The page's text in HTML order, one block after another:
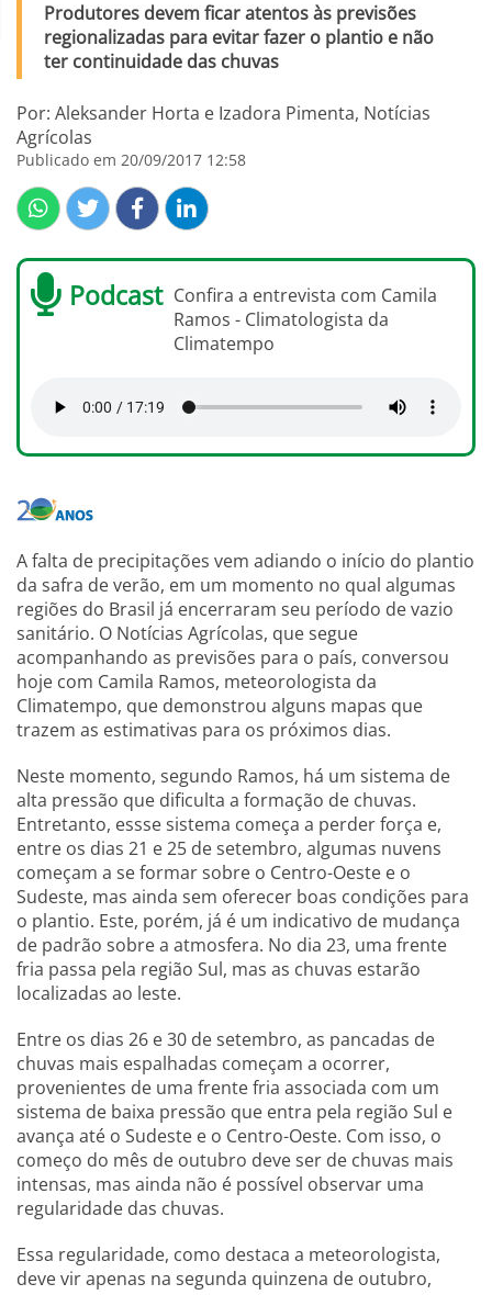
Produtores devem ficar atentos às previsões
regionalizadas para evitar fazer o plantio e não
ter continuidade das chuvas
Por: Aleksander Horta e Izadora Pimenta, Notícias
Agrícolas
Publicado em 20/09/2017 12:58
Podcast Confira a entrevista com Camila
Ramos - Climatologista da
Climatempo
A falta de precipitações vem adiando o início do plantio
da safra de verão, em um momento no qual algumas
regiões do Brasil já encerraram seu período de vazio
sanitário. O Notícias Agrícolas, que segue
acompanhando as previsões para o país, conversou
hoje com Camila Ramos, meteorologista da
Climatempo, que demonstrou alguns mapas que
trazem as estimativas para os próximos dias.
Neste momento, segundo Ramos, há um sistema de
alta pressão que dificulta a formação de chuvas.
Entretanto, essse sistema começa a perder força e,
entre os dias 21 e 25 de setembro, algumas nuvens
começam a se formar sobre o Centro-Oeste e o
Sudeste, mas ainda sem oferecer boas condições para
o plantio. Este, porém, já é um indicativo de mudança
de padrão sobre a atmosfera. No dia 23, uma frente
fria passa pela região Sul, mas as chuvas estarão
localizadas ao leste.
Entre os dias 26 e 30 de setembro, as pancadas de
chuvas mais espalhadas começam a ocorrer,
provenientes de uma frente fria associada com um
sistema de baixa pressão que entra pela região Sul e
avança até o Sudeste e o Centro-Oeste. Com isso, o
começo do mês de outubro deve ser de chuvas mais
intensas, mas ainda não é possível observar uma
regularidade das chuvas.
Essa regularidade, como destaca a meteorologista,
deve vir apenas na segunda quinzena de outubro,